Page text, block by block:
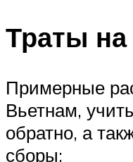
Траты на
Примерные
Вьетнам,
обратно, а
сборы: